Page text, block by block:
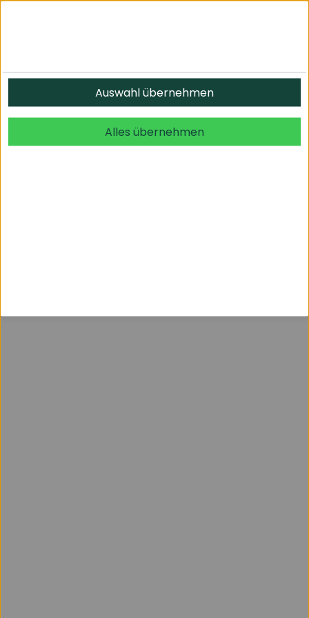
© 2026 undefined. alle Rechte vorbehalten.
Auswahl übernehmen
Alles übernehmen